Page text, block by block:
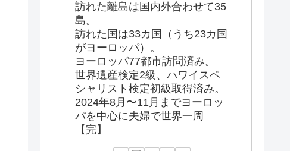
訪れた離島は国内外合わせて35
島。
訪れた国は33カ国（うち23カ国
がヨーロッパ）。
ヨーロッパ77都市訪問済み。
世界遺産検定2級、ハワイスペ
シャリスト検定初級取得済み。
2024年8月〜11月までヨーロッ
パを中心に夫婦で世界一周
【完】